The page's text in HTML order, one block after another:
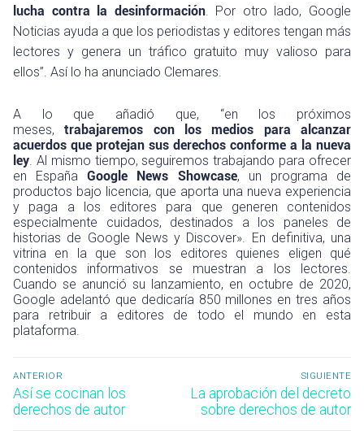
lucha contra la desinformación. Por otro lado, Google
Noticias ayuda a que los periodistas y editores tengan más
lectores y genera un tráfico gratuito muy valioso para
ellos”. Así lo ha anunciado Clemares.
A lo que añadió que, “en los próximos
meses, trabajaremos con los medios para alcanzar
acuerdos que protejan sus derechos conforme a la nueva
ley. Al mismo tiempo, seguiremos trabajando para ofrecer
en EspañaGoogle News Showcase, un programa de
productos bajo licencia, que aporta una nueva experiencia
y paga a los editores para que generen contenidos
especialmente cuidados, destinados a los paneles de
historias de Google News y Discover». En definitiva, una
vitrina en la que son los editores quienes eligen qué
contenidos informativos se muestran a los lectores.
Cuando se anunció su lanzamiento, en octubre de 2020,
Google adelantó que dedicaría 850 millones en tres años
para retribuir a editores de todo el mundo en esta
plataforma.
Navegación
de
entradas
ANTERIOR
Entrada
anterior:
Así se cocinan los
derechos de autor
SIGUIENTE
Entrada
siguiente:
La aprobación del decreto
sobre derechos de autor